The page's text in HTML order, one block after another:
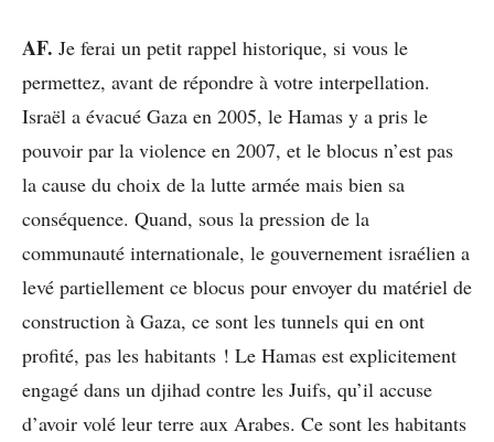
AF. Je ferai un petit rappel historique, si vous le
permettez, avant de répondre à votre interpellation.
Israël a évacué Gaza en 2005, le Hamas y a pris le
pouvoir par la violence en 2007, et le blocus n’est pas
la cause du choix de la lutte armée mais bien sa
conséquence. Quand, sous la pression de la
communauté internationale, le gouvernement israélien a
levé partiellement ce blocus pour envoyer du matériel de
construction à Gaza, ce sont les tunnels qui en ont
profité, pas les habitants ! Le Hamas est explicitement
engagé dans un djihad contre les Juifs, qu’il accuse
d’avoir volé leur terre aux Arabes. Ce sont les habitants